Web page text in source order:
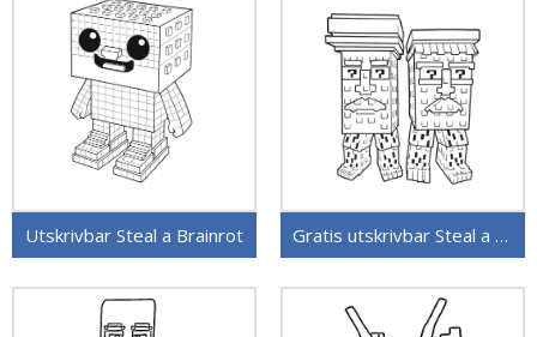
Utskrivbar Steal a Brainrot Gratis utskrivbar Steal a Brainrot